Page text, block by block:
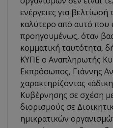
ενέργειες για
καλύτερο από αυτό που
προηγουμένως, όταν
κομματική ταυτότητα,
ΚΥΠΕ ο Αναπληρωτής
Εκπρόσωπος, Γιάννης
χαρακτηρίζοντας
Κυβέρνησης σε σχέση
διορισμούς σε
ημικρατικών